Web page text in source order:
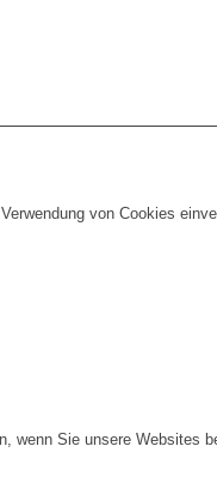
von Cookies
Sie unsere Websites